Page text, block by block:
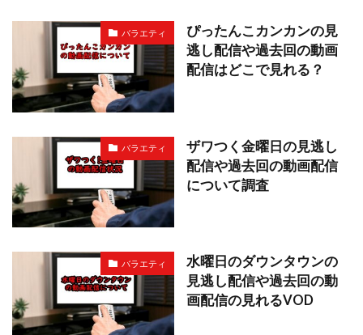
バラエティ
ぴったんこカンカンの見
逃し配信や過去回の動画
配信はどこで見れる？
バラエティ
ザワつく金曜日の見逃し
配信や過去回の動画配信
について調査
バラエティ
水曜日のダウンタウンの
見逃し配信や過去回の動
画配信の見れるVOD